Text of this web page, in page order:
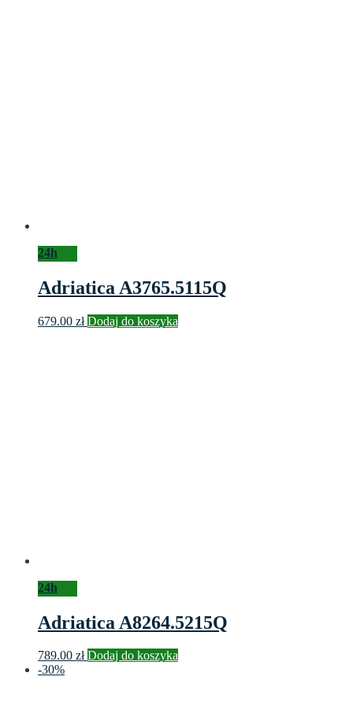
24h
Adriatica A3765.5115Q
679.00 zł Dodaj do koszyka
24h
Adriatica A8264.5215Q
789.00 zł Dodaj do koszyka
-30%